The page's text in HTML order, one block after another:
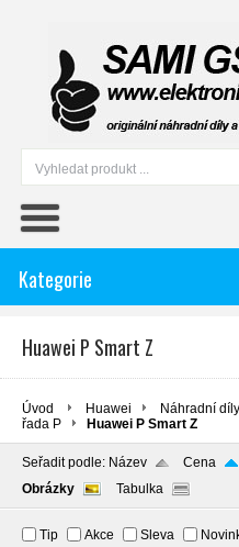
Kategorie
Huawei P Smart Z
Úvod Huawei Náhradní
řada P
Huawei P Smart Z
Seřadit podle: Název
Cena
Obrázky
Tabulka
Tip Akce Sleva